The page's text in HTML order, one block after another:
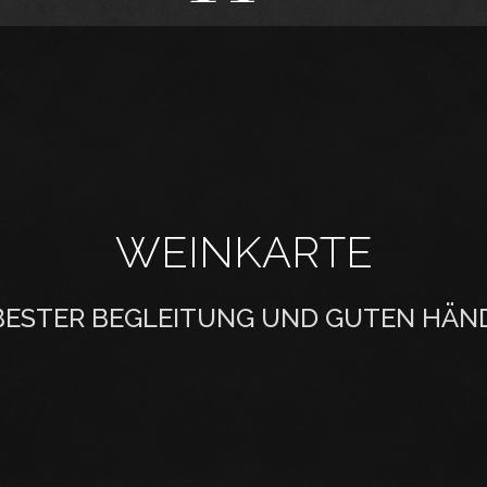
WEINKARTE
BEGLEITUNG UND GUTEN